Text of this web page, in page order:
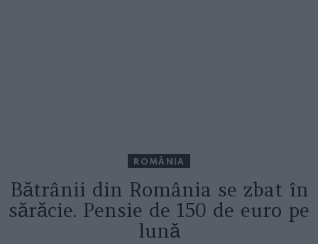
ROMÂNIA
Bătrânii din România se zbat în
sărăcie. Pensie de 150 de euro pe
lună